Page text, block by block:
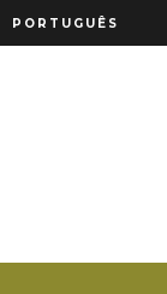
PORTUGUÊS